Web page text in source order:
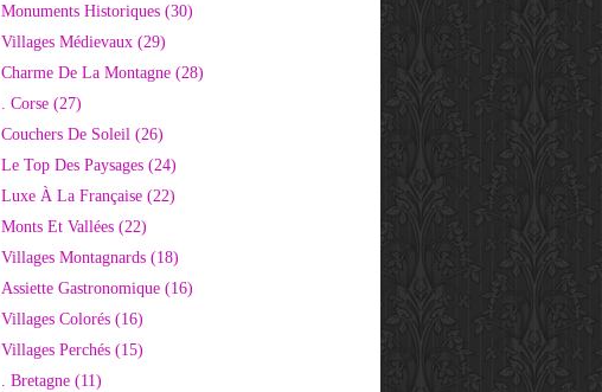
Monuments Historiques (30)
Villages Médievaux (29)
Charme De La Montagne (28)
. Corse (27)
Couchers De Soleil (26)
Le Top Des Paysages (24)
Luxe À La Française (22)
Monts Et Vallées (22)
Villages Montagnards (18)
Assiette Gastronomique (16)
Villages Colorés (16)
Villages Perchés (15)
. Bretagne (11)